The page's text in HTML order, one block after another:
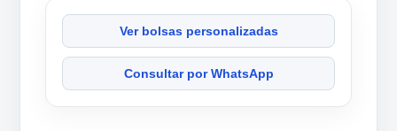
Ver bolsas personalizadas
Consultar por WhatsApp